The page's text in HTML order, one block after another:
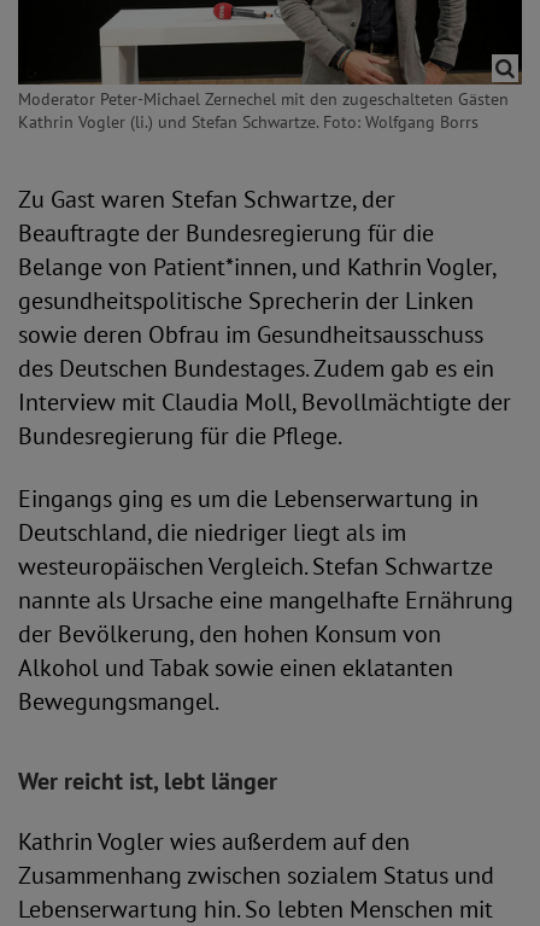
Moderator Peter-Michael Zernechel mit den zugeschalteten Gästen
Kathrin Vogler (li.) und Stefan Schwartze. Foto: Wolfgang Borrs
Zu Gast waren Stefan Schwartze, der
Beauftragte der Bundesregierung für die
Belange von Patient*innen, und Kathrin Vogler,
gesundheitspolitische Sprecherin der Linken
sowie deren Obfrau im Gesundheitsausschuss
des Deutschen Bundestages. Zudem gab es ein
Interview mit Claudia Moll, Bevollmächtigte der
Bundesregierung für die Pflege.
Eingangs ging es um die Lebenserwartung in
Deutschland, die niedriger liegt als im
westeuropäischen Vergleich. Stefan Schwartze
nannte als Ursache eine mangelhafte Ernährung
der Bevölkerung, den hohen Konsum von
Alkohol und Tabak sowie einen eklatanten
Bewegungsmangel.
Wer reicht ist, lebt länger
Kathrin Vogler wies außerdem auf den
Zusammenhang zwischen sozialem Status und
Lebenserwartung hin. So lebten Menschen mit